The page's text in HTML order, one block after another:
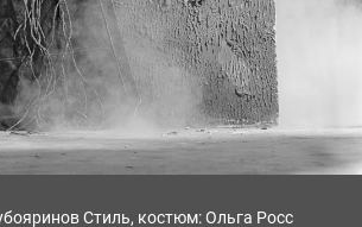
Стиль, костюм: Ольга Росс